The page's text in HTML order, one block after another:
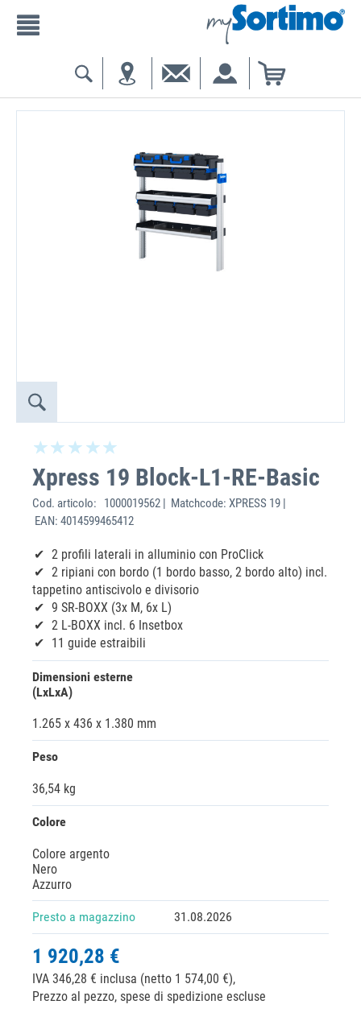
Xpress 19 Block-L1-RE-Basic
Cod. articolo:
1000019562 | Matchcode: XPRESS 19 |
EAN: 4014599465412
2 profili laterali in alluminio con ProClick
2 ripiani con bordo (1 bordo basso, 2 bordo alto) incl.
tappetino antiscivolo e divisorio
9 SR-BOXX (3x M, 6x L)
2 L-BOXX incl. 6 Insetbox
11 guide estraibili
Dimensioni esterne
(LxLxA)
1.265 x 436 x 1.380 mm
Peso
36,54 kg
Colore
Colore argento
Nero
Azzurro
Presto a magazzino 31.08.2026
1 920,28 €
IVA 346,28 € inclusa (netto 1 574,00 €),
Prezzo al pezzo, spese di spedizione escluse